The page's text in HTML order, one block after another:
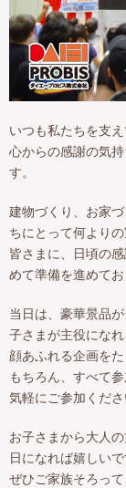
いつも私たちを支
心からの感謝の気
す。
建物づくり、お家
ちにとって何よりの
皆さまに、日頃の
めて準備を進めてお
当日は、豪華景品
子さまが主役にな
顔あふれる企画を
もちろん、すべて
気軽にご参加くださ
お子さまから大人
日になれば嬉しいで
ぜひご家族そろっ